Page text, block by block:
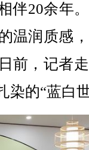
伴20余年
温润质感
前，记者
染的“蓝白